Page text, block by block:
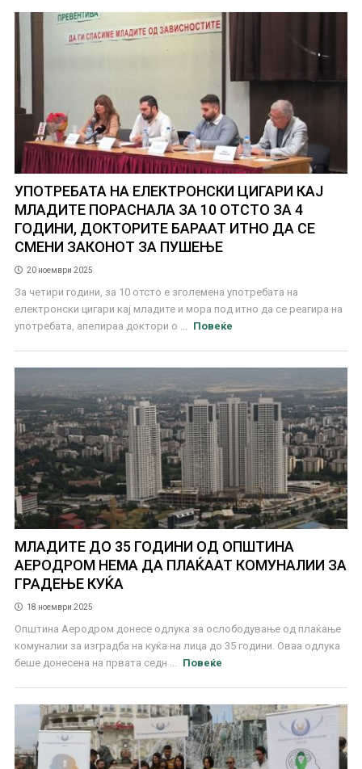
УПОТРЕБАТА НА ЕЛЕКТРОНСКИ ЦИГАРИ КАЈ
МЛАДИТЕ ПОРАСНАЛА ЗА 10 ОТСТО ЗА 4
ГОДИНИ, ДОКТОРИТЕ БАРААТ ИТНО ДА СЕ
СМЕНИ ЗАКОНОТ ЗА ПУШЕЊЕ
20 ноември 2025
За четири години, за 10 отсто е зголемена употребата на
електронски цигари кај младите и мора под итно да се реагира на
употребата, апелираа доктори о ...
Повеќе
МЛАДИТЕ ДО 35 ГОДИНИ ОД ОПШТИНА
АЕРОДРОМ НЕМА ДА ПЛАЌААТ КОМУНАЛИИ ЗА
ГРАДЕЊЕ КУЌА
18 ноември 2025
Општина Аеродром донесе одлука за ослободување од плаќање
комуналии за изградба на куќа на лица до 35 години. Оваа одлука
беше донесена на првата седн ...
Повеќе